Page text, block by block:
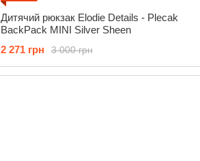
Дитячий рюкзак Elodie Details - Plecak
BackPack MINI Silver Sheen
3 000 грн
2 271 грн